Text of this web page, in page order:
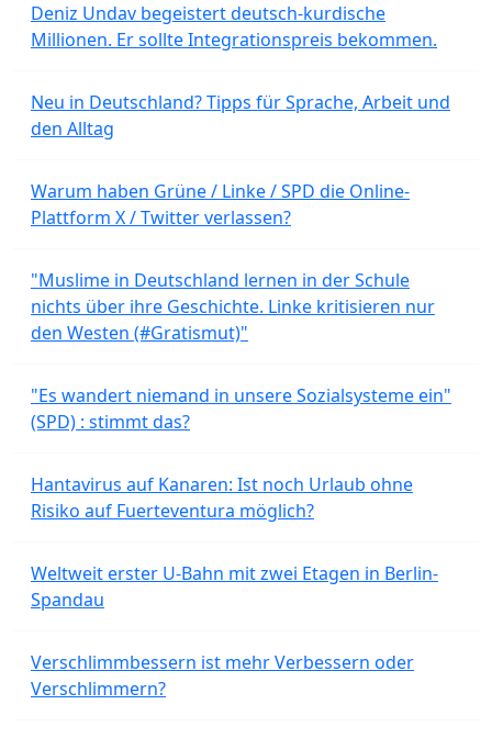
Deniz Undav begeistert deutsch-kurdische
Millionen. Er sollte Integrationspreis bekommen.
Neu in Deutschland? Tipps für Sprache, Arbeit und
den Alltag
Warum haben Grüne / Linke / SPD die Online-
Plattform X / Twitter verlassen?
"Muslime in Deutschland lernen in der Schule
nichts über ihre Geschichte. Linke kritisieren nur
den Westen (#Gratismut)"
"Es wandert niemand in unsere Sozialsysteme ein"
(SPD) : stimmt das?
Hantavirus auf Kanaren: Ist noch Urlaub ohne
Risiko auf Fuerteventura möglich?
Weltweit erster U-Bahn mit zwei Etagen in Berlin-
Spandau
Verschlimmbessern ist mehr Verbessern oder
Verschlimmern?